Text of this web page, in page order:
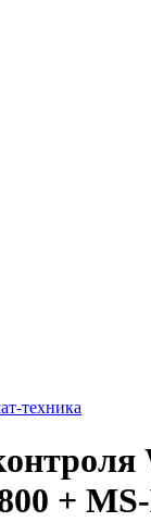
техника
+